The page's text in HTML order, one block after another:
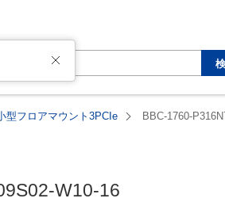
型フロアマウント3PCIe BBC-1760-
W10-16